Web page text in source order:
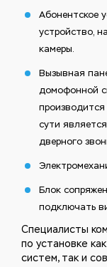
Абонентское
устройство,
камеры.
Вызывная
домофонной
сути
дверного
Блок
подключать
Специалисты
по установке
систем, так и